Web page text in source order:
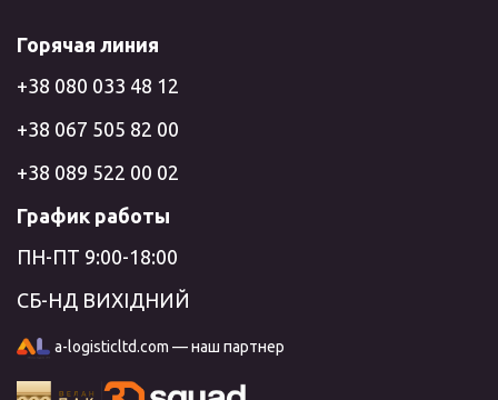
Горячая линия
+38 080 033 48 12
+38 067 505 82 00
+38 089 522 00 02
График работы
ПН-ПТ 9:00-18:00
СБ-НД ВИХІДНИЙ
a-logisticltd.com — наш партнер